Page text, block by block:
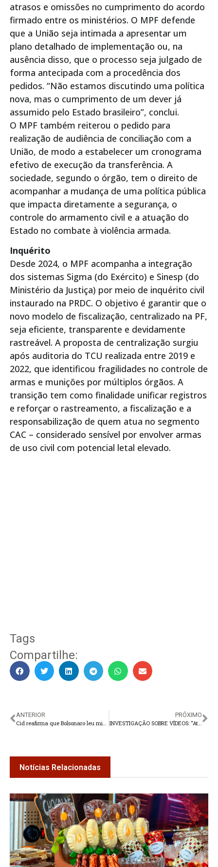
atrasos e omissões no cumprimento do acordo
firmado entre os ministérios. O MPF defende
que a União seja intimada a apresentar um
plano detalhado de implementação ou, na
ausência disso, que o processo seja julgado de
forma antecipada com a procedência dos
pedidos. “Não estamos discutindo uma política
nova, mas o cumprimento de um dever já
assumido pelo Estado brasileiro”, conclui.
O MPF também reiterou o pedido para
realização de audiência de conciliação com a
União, de modo a estabelecer um cronograma
efetivo de execução da transferência. A
sociedade, segundo o órgão, tem o direito de
acompanhar a mudança de uma política pública
que impacta diretamente a segurança, o
controle do armamento civil e a atuação do
Estado no combate à violência armada.
Inquérito
Desde 2024, o MPF acompanha a integração
dos sistemas Sigma (do Exército) e Sinesp (do
Ministério da Justiça) por meio de inquérito civil
instaurado na PRDC. O objetivo é garantir que o
novo modelo de fiscalização, centralizado na PF,
seja eficiente, transparente e devidamente
rastreável. A proposta de centralização surgiu
após auditoria do TCU realizada entre 2019 e
2022, que identificou fragilidades no controle de
armas e munições por múltiplos órgãos. A
transição tem como finalidade unificar registros
e reforçar o rastreamento, a fiscalização e a
responsabilização de quem atua no segmento
CAC – considerado sensível por envolver armas
de uso civil com potencial letal elevado.
Tags
Compartilhe:
ANTERIOR
PRÓXIMO
Notícias Relacionadas